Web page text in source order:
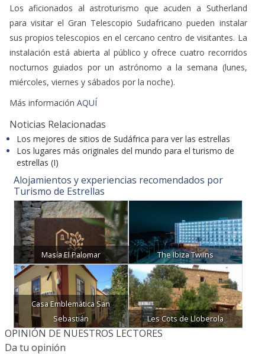
Los aficionados al astroturismo que acuden a Sutherland
para visitar el Gran Telescopio Sudafricano pueden instalar
sus propios telescopios en el cercano centro de visitantes. La
instalación está abierta al público y ofrece cuatro recorridos
nocturnos guiados por un astrónomo a la semana (lunes,
miércoles, viernes y sábados por la noche).
Más información AQUÍ
Noticias Relacionadas
Los mejores de sitios de Sudáfrica para ver las estrellas
Los lugares más originales del mundo para el turismo de
estrellas (I)
Alojamientos y experiencias recomendados por
Turismo de Estrellas
Masía El Palomar The Ibiza Twiins
Casa Emblemática San
Sebastián
Les Cots de Lloberola
OPINIÓN DE NUESTROS LECTORES
Da tu opinión